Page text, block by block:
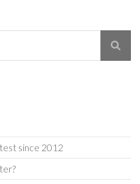
since 2012